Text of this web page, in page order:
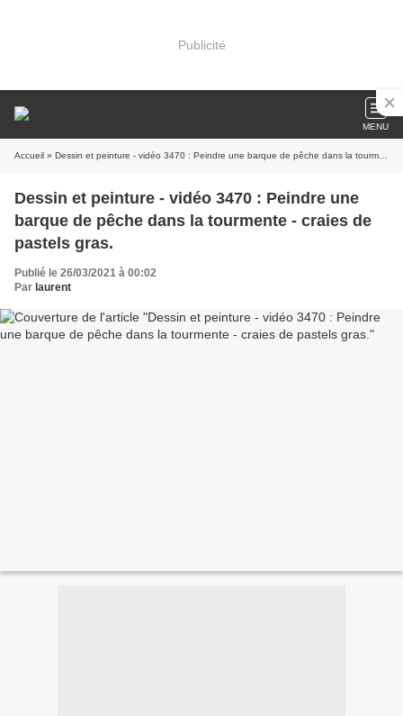
Publicité
MENU
Accueil » Dessin et peinture - vidéo 3470 : Peindre une barque de pêche dans la tourmente - craies de pastels gras.
Dessin et peinture - vidéo 3470 : Peindre une
barque de pêche dans la tourmente - craies de
pastels gras.
Publié le 26/03/2021 à 00:02
Par laurent